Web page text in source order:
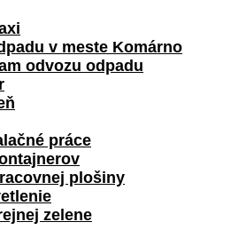
v meste Komárno
odvozu odpadu
práce
plošiny
zelene